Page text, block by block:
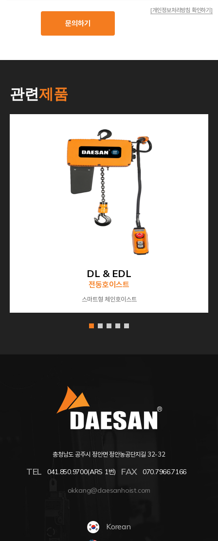
[개인정보처리방침 확인하기]
문의하기
관련제품
DL & EDL
전동호이스트
스마트형 체인호이스트
충청남도 공주시 정안면 정안농공단지길 32-32
TEL 041.850.9700(ARS 1번) FAX 070.7966.7166
okkang@daesanhoist.com
Korean